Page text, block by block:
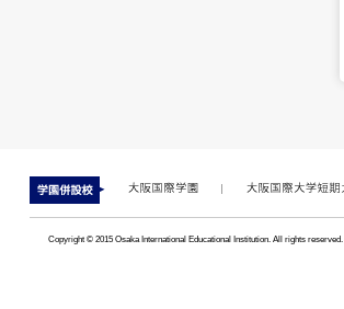
Copyright © 2015 Osaka International Educational Institution. All rights reserved.